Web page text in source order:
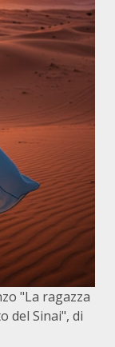
"La ragazza
del Sinai", di